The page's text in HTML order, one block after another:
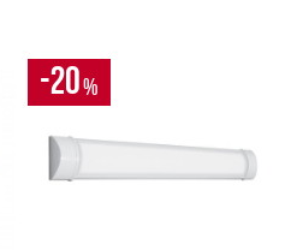
-20%